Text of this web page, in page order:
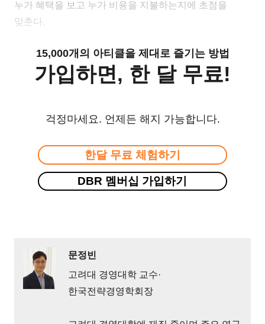
누가 혜택을 보고 누가 비용을 지불하는지에 초점을
맞춘다.
15,000개의 아티클을 제대로 즐기는 방법
가입하면, 한 달 무료!
걱정마세요. 언제든 해지 가능합니다.
한달 무료 체험하기
DBR 멤버십 가입하기
문정빈
고려대 경영대학 교수·
한국전략경영학회장